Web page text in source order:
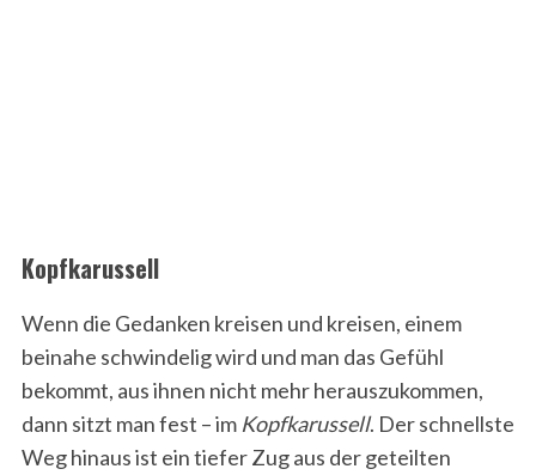
Kopfkarussell
Wenn die Gedanken kreisen und kreisen, einem
beinahe schwindelig wird und man das Gefühl
bekommt, aus ihnen nicht mehr herauszukommen,
dann sitzt man fest – im Kopfkarussell. Der schnellste
Weg hinaus ist ein tiefer Zug aus der geteilten